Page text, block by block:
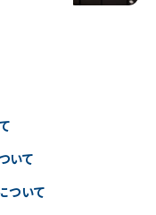
いて
ついて